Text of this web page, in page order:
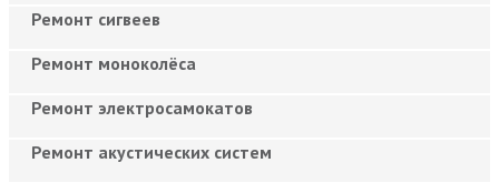
Ремонт сигвеев
Ремонт моноколёса
Ремонт электросамокатов
Ремонт акустических систем